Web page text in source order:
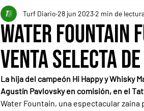
Water Fountain
Venta Selecta
Turf Diario 28 jun 20232 min de
La hija del campeón Hi Happy y Whisky
Agustín Pavlovsky en comisión, en el
Water Fountain, una espectacular zaina